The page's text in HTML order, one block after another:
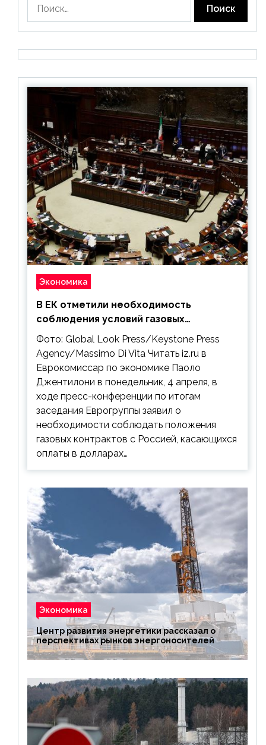
Экономика
В ЕК отметили необходимость
соблюдения условий газовых
контрактов с РФ
Фото: Global Look Press/Keystone Press
Agency/Massimo Di Vita Читать iz.ru в
Еврокомиссар по экономике Паоло
Джентилони в понедельник, 4 апреля, в
ходе пресс-конференции по итогам
заседания Еврогруппы заявил о
необходимости соблюдать положения
газовых контрактов с Россией, касающихся
оплаты в долларах…
Экономика
Центр развития энергетики рассказал о
перспективах рынков энергоносителей